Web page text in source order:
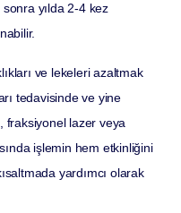
yılda 2-4 kez
ve lekeleri azaltmak
tedavisinde ve yine
fraksiyonel lazer veya
işlemin hem etkinliğini
yardımcı olarak